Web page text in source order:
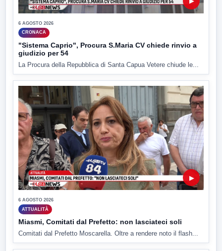
6 AGOSTO 2026
CRONACA
"Sistema Caprio", Procura S.Maria CV chiede rinvio a
giudizio per 54
La Procura della Repubblica di Santa Capua Vetere chiude le...
▶
6 AGOSTO 2026
ATTUALITÀ
Miasmi, Comitati dal Prefetto: non lasciateci soli
Comitati dal Prefetto Moscarella. Oltre a rendere noto il flash...